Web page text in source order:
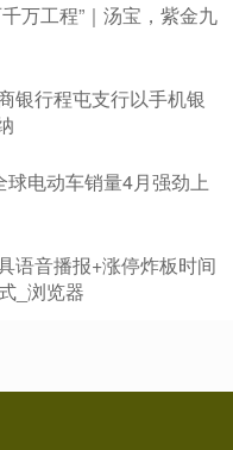
万工程”｜汤宝，紫金九
银行程屯支行以手机银
球电动车销量4月强劲上
语音播报+涨停炸板时间
_浏览器